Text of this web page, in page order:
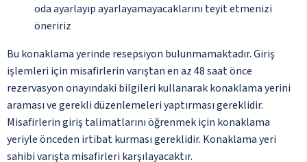
oda ayarlayıp ayarlayamayacaklarını teyit etmenizi
öneririz
Bu konaklama yerinde resepsiyon bulunmamaktadır. Giriş
işlemleri için misafirlerin varıştan en az 48 saat önce
rezervasyon onayındaki bilgileri kullanarak konaklama yerini
araması ve gerekli düzenlemeleri yaptırması gereklidir.
Misafirlerin giriş talimatlarını öğrenmek için konaklama
yeriyle önceden irtibat kurması gereklidir. Konaklama yeri
sahibi varışta misafirleri karşılayacaktır.